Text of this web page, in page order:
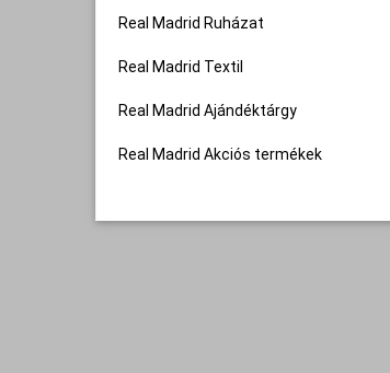
Real Madrid Ruházat
Real Madrid Textil
Real Madrid Ajándéktárgy
Real Madrid Akciós termékek